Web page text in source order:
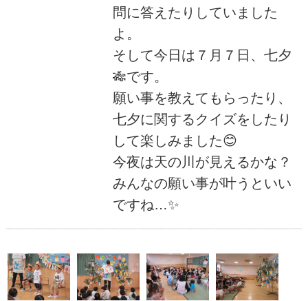
問に答えたりしていました
よ。
そして今日は７月７日、七夕
🎋です。
願い事を教えてもらったり、
七夕に関するクイズをしたり
して楽しみました😊
今夜は天の川が見えるかな？
みんなの願い事が叶うといい
ですね…✨